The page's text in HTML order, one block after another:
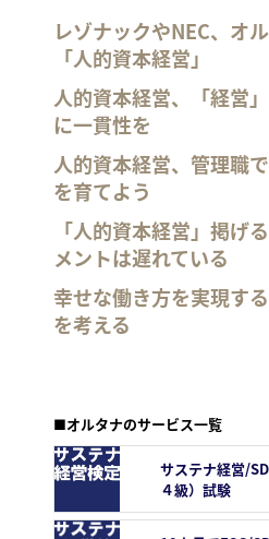
レゾナックやNEC、オ
「人的資本経営」
人的資本経営、「経営
に一貫性を
人的資本経営、管理職
を育てよう
「人的資本経営」掲げ
メントは遅れている
幸せな働き方を実現す
を考える
■オルタナのサービス一覧
サステナ経営/
４級）試験